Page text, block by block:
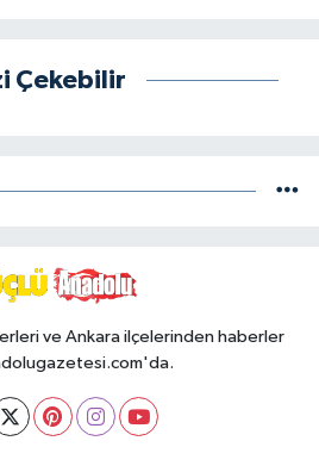
Çekebilir
ve Ankara ilçelerinden haberler